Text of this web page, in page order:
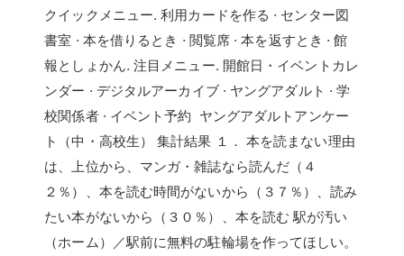
クイックメニュー. 利用カードを作る · センター図
書室 · 本を借りるとき · 閲覧席 · 本を返すとき · 館
報としょかん. 注目メニュー. 開館日・イベントカレ
ンダー · デジタルアーカイブ · ヤングアダルト · 学
校関係者 · イベント予約 ヤングアダルトアンケー
ト（中・高校生） 集計結果 １． 本を読まない理由
は、上位から、マンガ・雑誌なら読んだ（４
２％）、本を読む時間がないから（３７％）、読み
たい本がないから（３０％）、本を読む 駅が汚い
（ホーム）／駅前に無料の駐輪場を作ってほしい。